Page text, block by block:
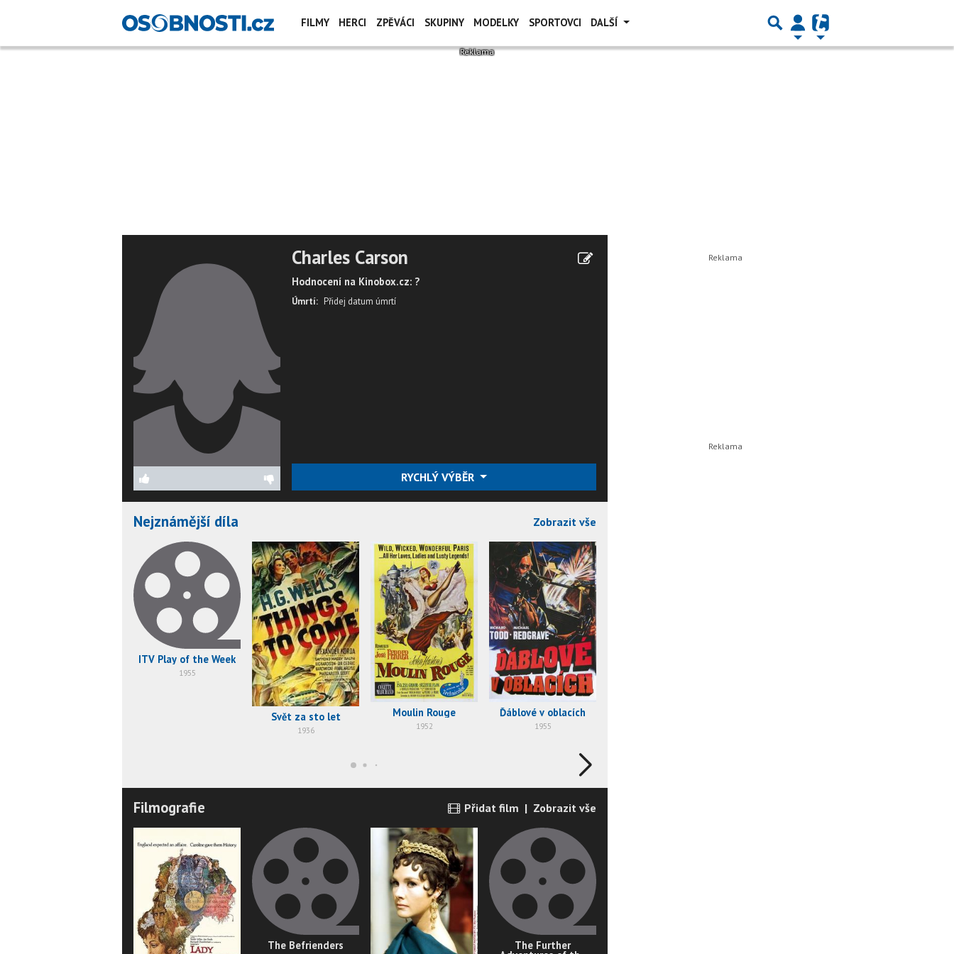
FILMY HERCI ZPĚVÁCI SKUPINY MODELKY SPORTOVCI DALŠÍ
Charles Carson
Hodnocení na Kinobox.cz: ?
Úmrtí: Přidej datum úmrtí
RYCHLÝ VÝBĚR
Nejznámější díla Zobrazit vše
ITV Play of the Week
1955
Svět za sto let
1936
Moulin Rouge
1952
Ďáblové v oblacích
1955
Filmografie Přidat film | Zobrazit vše
The Befrienders The Further